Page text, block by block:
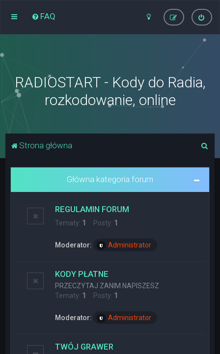
FAQ
RADIOSTART - Kody do Radia,
rozkodowanie, online
Strona główna
Główna kategoria forum
REGULAMIN FORUM
Tematy: 1 Posty: 1
Moderator: Administrator
KODY PŁATNE
PRZECZYTAJ ZANIM NAPISZESZ
Tematy: 1 Posty: 1
Moderator: Administrator
TWÓJ GRAWER